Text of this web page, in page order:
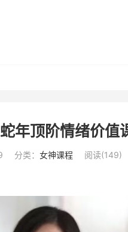
蛇年顶阶情绪价值
分类： 女神课程 阅读(149)